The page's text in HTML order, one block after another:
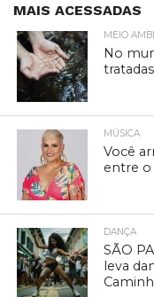
MAIS ACESSADAS
MEIO
No
tratadas
MÚSICA
Você
entre o
DANÇA
SÃO
leva